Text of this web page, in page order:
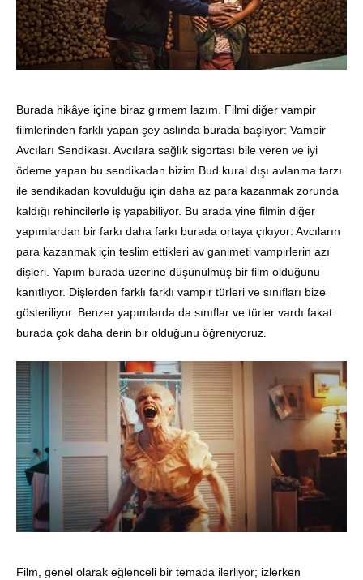
Burada hikâye içine biraz girmem lazım. Filmi diğer vampir
filmlerinden farklı yapan şey aslında burada başlıyor: Vampir
Avcıları Sendikası. Avcılara sağlık sigortası bile veren ve iyi
ödeme yapan bu sendikadan bizim Bud kural dışı avlanma tarzı
ile sendikadan kovulduğu için daha az para kazanmak zorunda
kaldığı rehincilerle iş yapabiliyor. Bu arada yine filmin diğer
yapımlardan bir farkı daha farkı burada ortaya çıkıyor: Avcıların
para kazanmak için teslim ettikleri av ganimeti vampirlerin azı
dişleri. Yapım burada üzerine düşünülmüş bir film olduğunu
kanıtlıyor. Dişlerden farklı farklı vampir türleri ve sınıfları bize
gösteriliyor. Benzer yapımlarda da sınıflar ve türler vardı fakat
burada çok daha derin bir olduğunu öğreniyoruz.
Film, genel olarak eğlenceli bir temada ilerliyor; izlerken